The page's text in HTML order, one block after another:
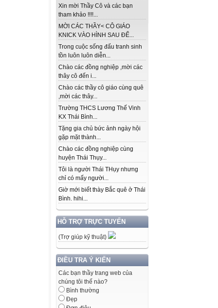
Xin mời Thầy Cô và các bạn
tham khảo !!!!...
MỜI CÁC THẦY< CÔ GIÁO
KNICK VÀO HÌNH SAU ĐỂ...
Trong cuộc sống đấu tranh sinh
tồn luôn luôn diễn...
Chào các đồng nghiệp ,mời các
thây cô đến i...
Chào các thầy cô giáo cùng quê
,mời các thây...
Trường THCS Lương Thế Vinh
KX Thái Bình...
Tặng gia chủ bức ảnh ngày hội
gặp mặt thành...
Chào các đồng nghiệp cùng
huyện Thái Thụy...
Tôi là người Thái THụy nhưng
chỉ có mấy người...
Giờ mới biết thày Bắc quê ở Thái
Bình. hihi...
HỖ TRỢ TRỰC TUYẾN
(Trợ giúp kỹ thuật)
ĐIỀU TRA Ý KIẾN
Các bạn thầy trang web của
chúng tôi thế nào?
Bình thường
Đẹp